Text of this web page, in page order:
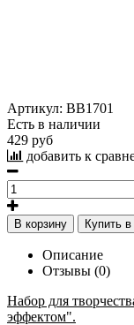
Артикул: ВВ1701
Есть в наличии
429 руб
добавить к
В корзину Купить
Описание
Отзывы (0)
Набор для
эффектом".